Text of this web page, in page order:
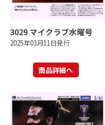
3029 マイクラブ水曜号
2025年03月11日発行
商品詳細へ